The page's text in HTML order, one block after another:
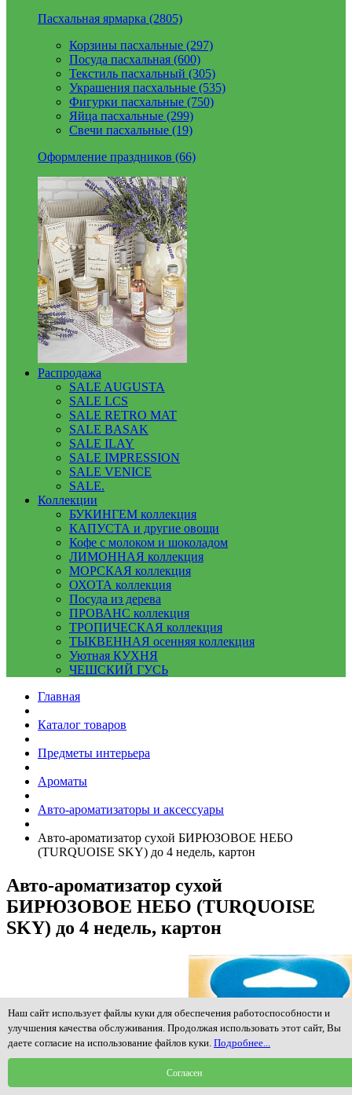
Пасхальная ярмарка (2805)
Корзины пасхальные (297)
Посуда пасхальная (600)
Текстиль пасхальный (305)
Украшения пасхальные (535)
Фигурки пасхальные (750)
Яйца пасхальные (299)
Свечи пасхальные (19)
Оформление праздников (66)
Распродажа
SALE AUGUSTA
SALE LCS
SALE RETRO MAT
SALE BASAK
SALE ILAY
SALE IMPRESSION
SALE VENICE
SALE.
Коллекции
БУКИНГЕМ коллекция
КАПУСТА и другие овощи
Кофе с молоком и шоколадом
ЛИМОННАЯ коллекция
МОРСКАЯ коллекция
ОХОТА коллекция
Посуда из дерева
ПРОВАНС коллекция
ТРОПИЧЕСКАЯ коллекция
ТЫКВЕННАЯ осенняя коллекция
Уютная КУХНЯ
ЧЕШСКИЙ ГУСЬ
Главная
Каталог товаров
Предметы интерьера
Ароматы
Авто-ароматизаторы и аксессуары
Авто-ароматизатор сухой БИРЮЗОВОЕ НЕБО
(TURQUOISE SKY) до 4 недель, картон
Авто-ароматизатор сухой
БИРЮЗОВОЕ НЕБО (TURQUOISE
SKY) до 4 недель, картон
Наш сайт использует файлы куки для обеспечения работоспособности и
улучшения качества обслуживания. Продолжая использовать этот сайт, Вы
даете согласие на использование файлов куки. Подробнее...
Согласен